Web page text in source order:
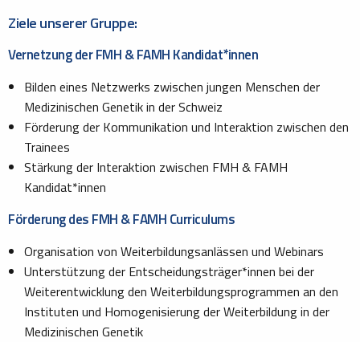
Ziele unserer Gruppe:
Vernetzung der FMH & FAMH Kandidat*innen
Bilden eines Netzwerks zwischen jungen Menschen der
Medizinischen Genetik in der Schweiz
Förderung der Kommunikation und Interaktion zwischen den
Trainees
Stärkung der Interaktion zwischen FMH & FAMH
Kandidat*innen
Förderung des FMH & FAMH Curriculums
Organisation von Weiterbildungsanlässen und Webinars
Unterstützung der Entscheidungsträger*innen bei der
Weiterentwicklung den Weiterbildungsprogrammen an den
Instituten und Homogenisierung der Weiterbildung in der
Medizinischen Genetik